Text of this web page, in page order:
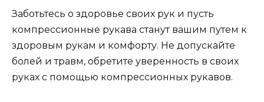
Заботьтесь о здоровье своих рук и пусть
компрессионные рукава станут вашим путем к
здоровым рукам и комфорту. Не допускайте
болей и травм, обретите уверенность в своих
руках с помощью компрессионных рукавов.